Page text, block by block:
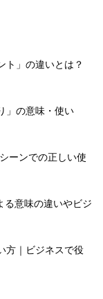
ト」の違いとは？
」の意味・使い
ーンでの正しい使
る意味の違いやビジ
方｜ビジネスで役